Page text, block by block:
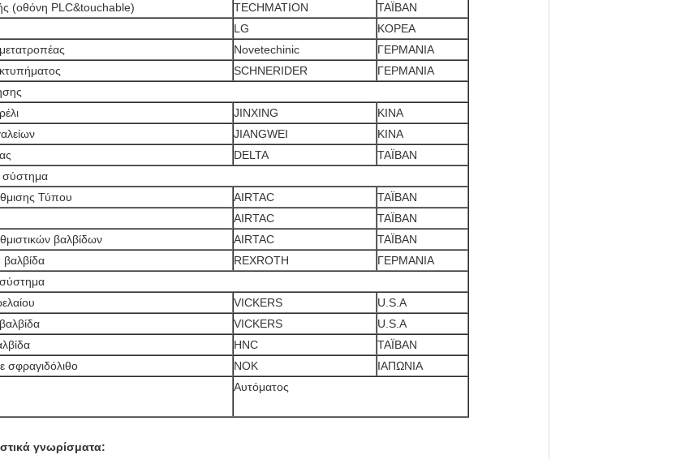
(οθόνη PLC&touchable)
TECHMATION
ΤΑΪΒΑΝ
LG
ΚΟΡΕΑ
Novetechinic
ΓΕΡΜΑΝΙΑ
SCHNERIDER
ΓΕΡΜΑΝΙΑ
JINXING
ΚΙΝΑ
JIANGWEI
ΚΙΝΑ
DELTA
ΤΑΪΒΑΝ
σύστημα
Τύπου
AIRTAC
ΤΑΪΒΑΝ
AIRTAC
ΤΑΪΒΑΝ
βαλβίδων
AIRTAC
ΤΑΪΒΑΝ
βαλβίδα
REXROTH
ΓΕΡΜΑΝΙΑ
VICKERS
U.S.A
VICKERS
U.S.A
HNC
ΤΑΪΒΑΝ
σφραγιδόλιθο
NOK
ΙΑΠΩΝΙΑ
Αυτόματος
γνωρίσματα: